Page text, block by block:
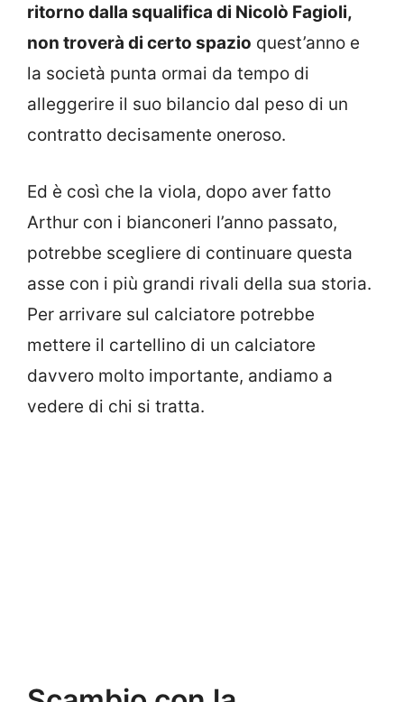
ritorno dalla squalifica di Nicolò Fagioli,
non troverà di certo spazio quest’anno e
la società punta ormai da tempo di
alleggerire il suo bilancio dal peso di un
contratto decisamente oneroso.
Ed è così che la viola, dopo aver fatto
Arthur con i bianconeri l’anno passato,
potrebbe scegliere di continuare questa
asse con i più grandi rivali della sua storia.
Per arrivare sul calciatore potrebbe
mettere il cartellino di un calciatore
davvero molto importante, andiamo a
vedere di chi si tratta.